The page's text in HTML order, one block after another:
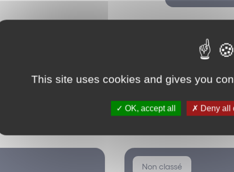
Non classé
This site uses cookies and gives you
OK, accept all Deny all